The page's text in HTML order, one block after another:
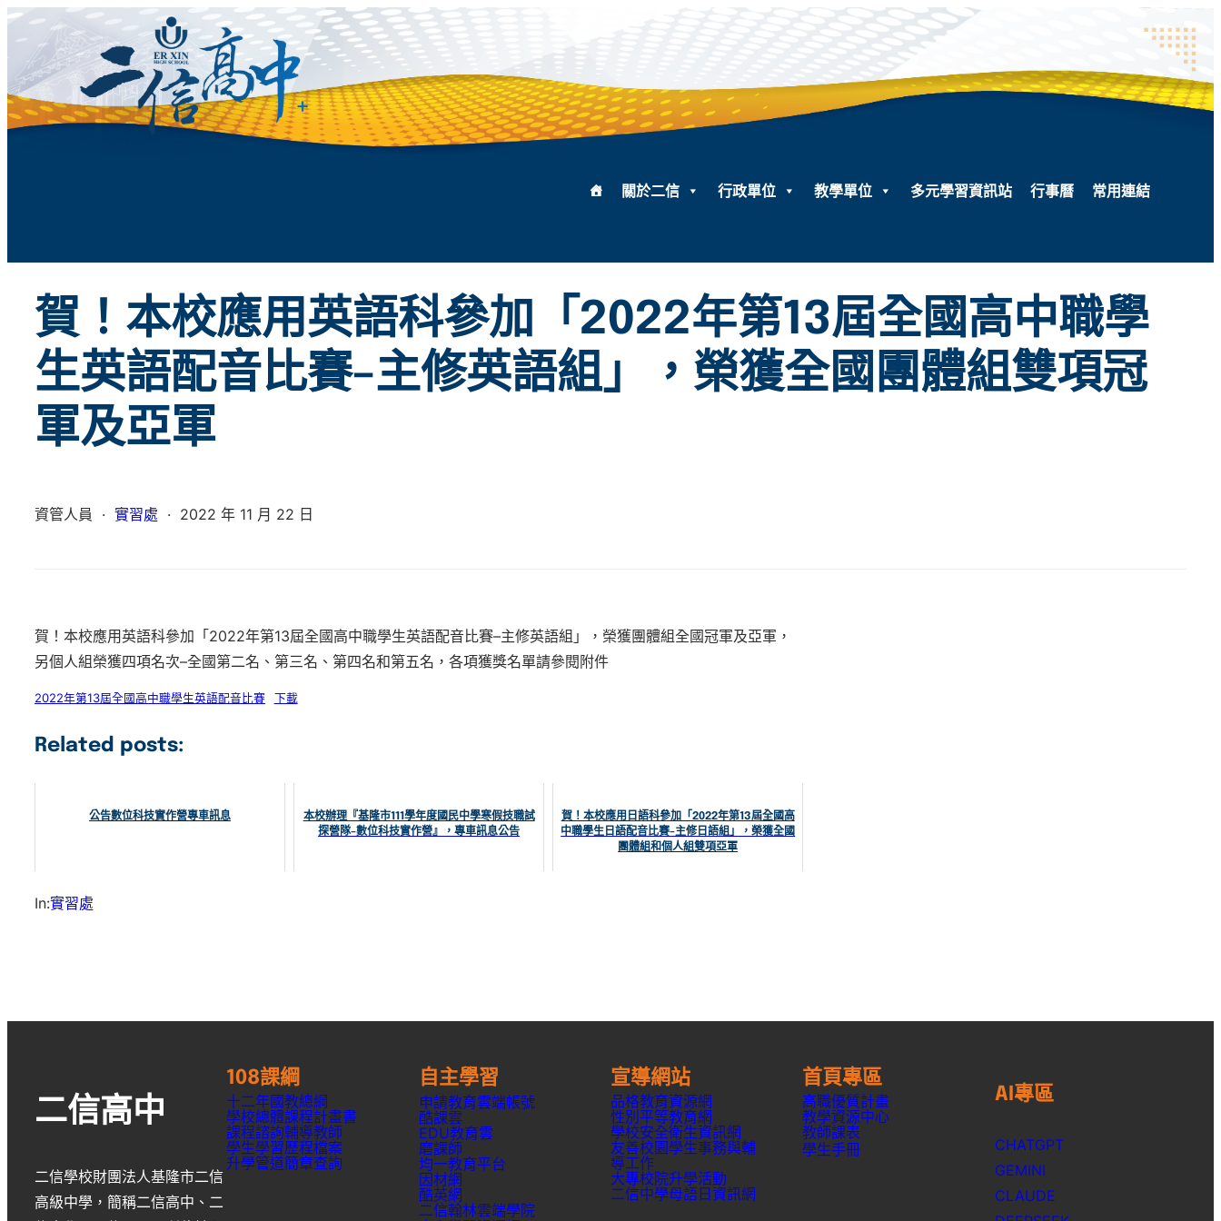
跳
要
內
關於二信 行政單位 教學單位 多元學習資訊站 行事曆 常用連結
賀！本校應用英語科參加「2022年第13屆全國高中職學
生英語配音比賽–主修英語組」，榮獲全國團體組雙項冠
軍及亞軍
資管人員 · 實習處 · 2022 年 11 月 22 日
賀！本校應用英語科參加「2022年第13屆全國高中職學生英語配音比賽–主修英語組」，榮獲團體組全國冠軍及亞軍，
另個人組榮獲四項名次–全國第二名、第三名、第四名和第五名，各項獲獎名單請參閱附件
2022年第13屆全國高中職學生英語配音比賽 下載
Related posts:
公告數位科技實作營專車訊息
本校辦理『基隆市111學年度國民中學寒假技職試
探營隊–數位科技實作營』，專車訊息公告
賀！本校應用日語科參加「2022年第13屆全國高
中職學生日語配音比賽–主修日語組」，榮獲全國
團體組和個人組雙項亞軍
In:實習處
二信高中
二信學校財團法人基隆市二信
高級中學 ，簡稱二信高中 、 二
108課綱
十二年國教總綱
學校總體課程計畫書
課程諮詢輔導教師
學生學習歷程檔案
升學管道簡章查詢
自主學習
申請教育雲端帳號
酷課雲
EDU教育雲
磨課師
均一教育平台
因材網
酷英網
二信翰林雲端學院
宣導網站
品格教育資源網
性別平等教育網
學校安全衛生資訊網
友善校園學生事務與輔
導工作
大專校院升學活動
二信中學母語日資訊網
首頁專區
高職優質計畫
教學資源中心
教師課表
學生手冊
AI專區
CHATGPT
GEMINI
CLAUDE